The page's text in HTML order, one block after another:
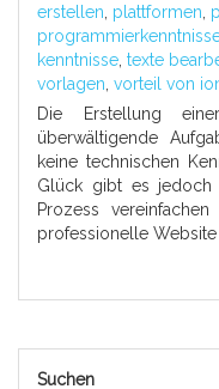
erstellen plattformen
kenntnisse texte
vorlagen vorteil von
Die Erstellung
überwältigende
keine technischen
Glück gibt es jedoch
Prozess
professionelle Website
Suchen